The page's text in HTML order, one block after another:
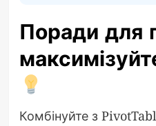
Поради для
Комбінуйте з